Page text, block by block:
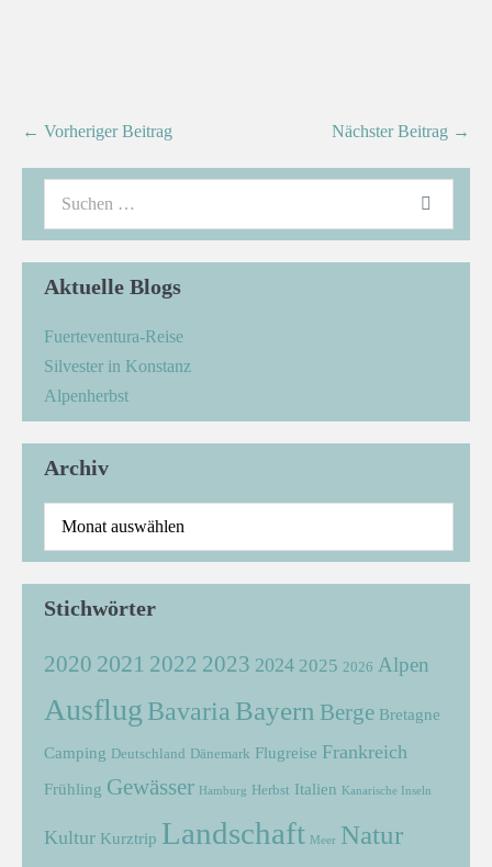
← Vorheriger Beitrag Nächster Beitrag →
Aktuelle Blogs
Fuerteventura-Reise
Silvester in Konstanz
Alpenherbst
Archiv
Stichwörter
2020 2021 2022 2023 2024 2025 2026 Alpen
Ausflug Bavaria Bayern Berge Bretagne
Camping Deutschland Dänemark Flugreise Frankreich
Frühling Gewässer Hamburg Herbst Italien Kanarische Inseln
Kultur Kurztrip Landschaft Meer Natur